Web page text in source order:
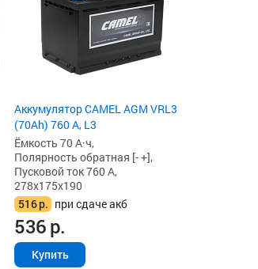
Аккумулятор CAMEL AGM VRL3
(70Ah) 760 А, L3
Ёмкость 70 А·ч,
Полярность обратная [- +],
Пусковой ток 760 А,
278x175x190
516р. при сдаче акб
536р.
Купить